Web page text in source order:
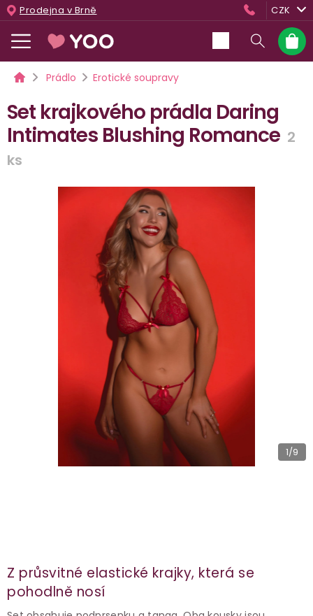
Přejít
na
obsah
Prodejna v Brně CZK
košík
DomůPrádlo Erotické soupravy
Set krajkového prádla Daring
Intimates Blushing Romance 2
ks
1/9
Z průsvitné elastické krajky, která se
pohodlně nosí